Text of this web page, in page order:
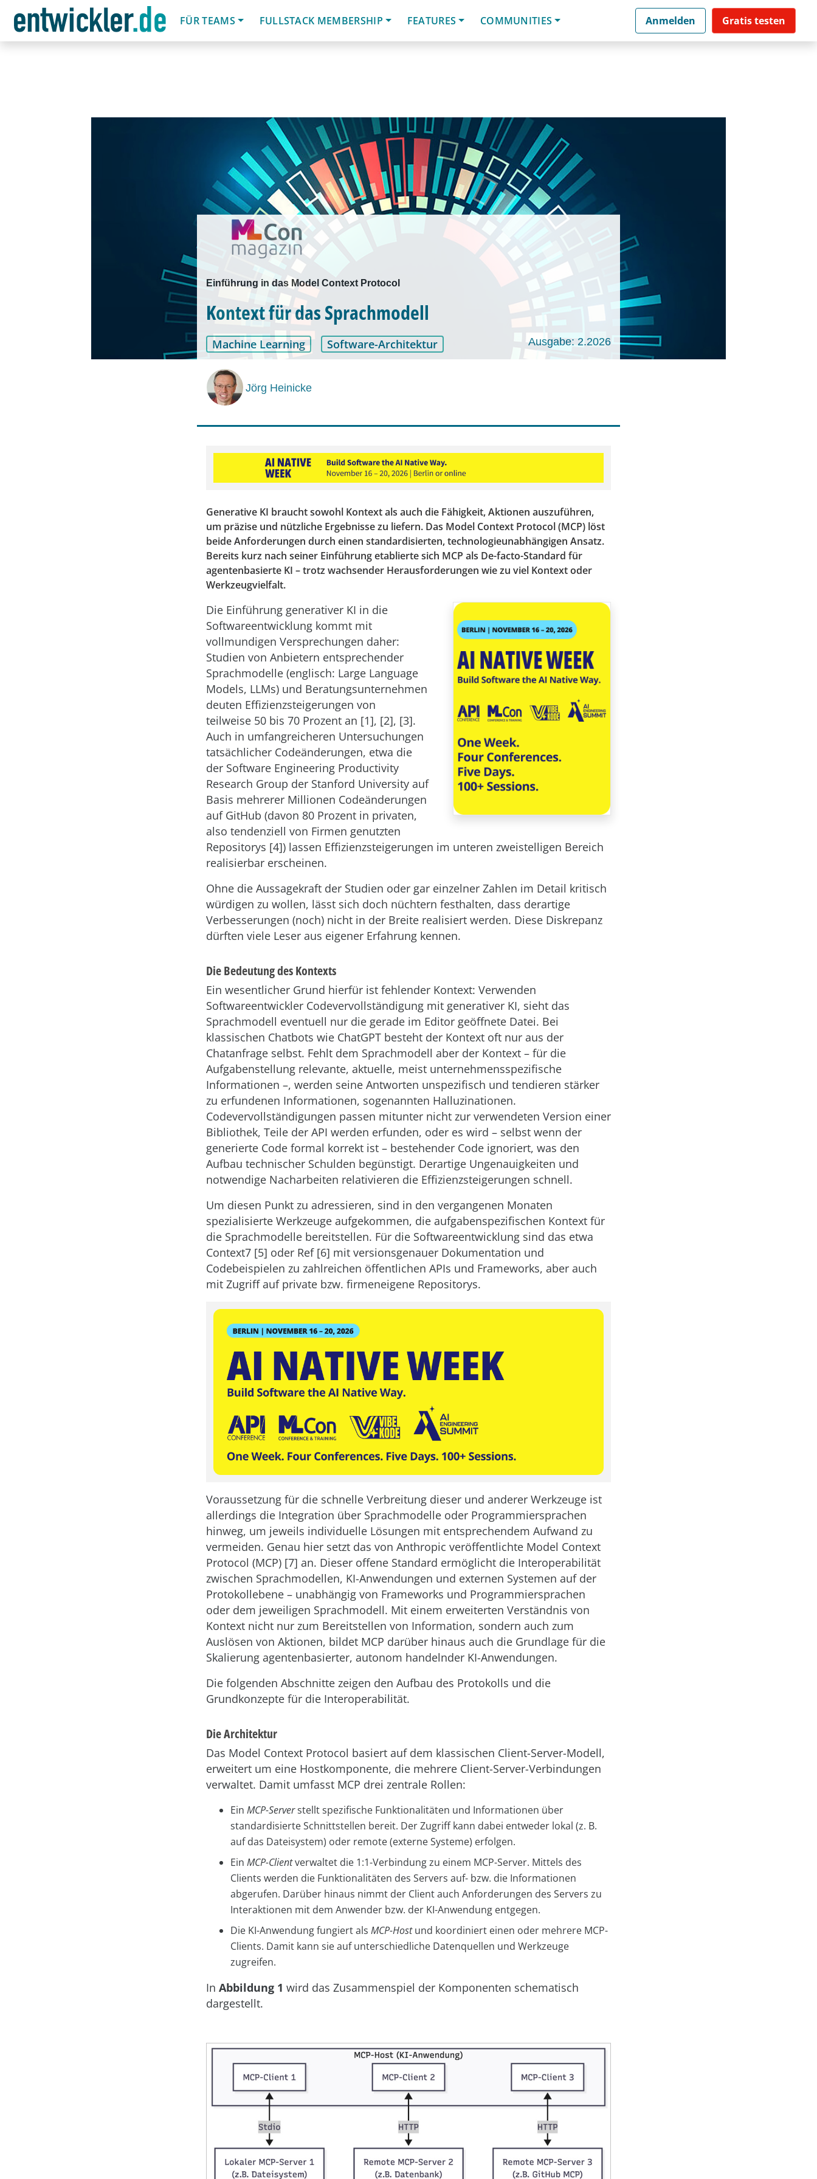
FÜR TEAMS
FULLSTACK MEMBERSHIP FEATURES COMMUNITIES Anmelden Gratis testen
Einführung in das Model Context Protocol
Kontext für das Sprachmodell
Machine Learning Software-Architektur Ausgabe: 2.2026
Jörg Heinicke
Generative KI braucht sowohl Kontext als auch die Fähigkeit, Aktionen auszuführen,
um präzise und nützliche Ergebnisse zu liefern. Das Model Context Protocol (MCP) löst
beide Anforderungen durch einen standardisierten, technologieunabhängigen Ansatz.
Bereits kurz nach seiner Einführung etablierte sich MCP als De-facto-Standard für
agentenbasierte KI – trotz wachsender Herausforderungen wie zu viel Kontext oder
Werkzeugvielfalt.
Die Einführung generativer KI in die
Softwareentwicklung kommt mit
vollmundigen Versprechungen daher:
Studien von Anbietern entsprechender
Sprachmodelle (englisch: Large Language
Models, LLMs) und Beratungsunternehmen
deuten Effizienzsteigerungen von
teilweise 50 bis 70 Prozent an [1], [2], [3].
Auch in umfangreicheren Untersuchungen
tatsächlicher Codeänderungen, etwa die
der Software Engineering Productivity
Research Group der Stanford University auf
Basis mehrerer Millionen Codeänderungen
auf GitHub (davon 80 Prozent in privaten,
also tendenziell von Firmen genutzten
Repositorys [4]) lassen Effizienzsteigerungen im unteren zweistelligen Bereich
realisierbar erscheinen.
Ohne die Aussagekraft der Studien oder gar einzelner Zahlen im Detail kritisch
würdigen zu wollen, lässt sich doch nüchtern festhalten, dass derartige
Verbesserungen (noch) nicht in der Breite realisiert werden. Diese Diskrepanz
dürften viele Leser aus eigener Erfahrung kennen.
Die Bedeutung des Kontexts
Ein wesentlicher Grund hierfür ist fehlender Kontext: Verwenden
Softwareentwickler Codevervollständigung mit generativer KI, sieht das
Sprachmodell eventuell nur die gerade im Editor geöffnete Datei. Bei
klassischen Chatbots wie ChatGPT besteht der Kontext oft nur aus der
Chatanfrage selbst. Fehlt dem Sprachmodell aber der Kontext – für die
Aufgabenstellung relevante, aktuelle, meist unternehmensspezifische
Informationen –, werden seine Antworten unspezifisch und tendieren stärker
zu erfundenen Informationen, sogenannten Halluzinationen.
Codevervollständigungen passen mitunter nicht zur verwendeten Version einer
Bibliothek, Teile der API werden erfunden, oder es wird – selbst wenn der
generierte Code formal korrekt ist – bestehender Code ignoriert, was den
Aufbau technischer Schulden begünstigt. Derartige Ungenauigkeiten und
notwendige Nacharbeiten relativieren die Effizienzsteigerungen schnell.
Um diesen Punkt zu adressieren, sind in den vergangenen Monaten
spezialisierte Werkzeuge aufgekommen, die aufgabenspezifischen Kontext für
die Sprachmodelle bereitstellen. Für die Softwareentwicklung sind das etwa
Context7 [5] oder Ref [6] mit versionsgenauer Dokumentation und
Codebeispielen zu zahlreichen öffentlichen APIs und Frameworks, aber auch
mit Zugriff auf private bzw. firmeneigene Repositorys.
Voraussetzung für die schnelle Verbreitung dieser und anderer Werkzeuge ist
allerdings die Integration über Sprachmodelle oder Programmiersprachen
hinweg, um jeweils individuelle Lösungen mit entsprechendem Aufwand zu
vermeiden. Genau hier setzt das von Anthropic veröffentlichte Model Context
Protocol (MCP) [7] an. Dieser offene Standard ermöglicht die Interoperabilität
zwischen Sprachmodellen, KI-Anwendungen und externen Systemen auf der
Protokollebene – unabhängig von Frameworks und Programmiersprachen
oder dem jeweiligen Sprachmodell. Mit einem erweiterten Verständnis von
Kontext nicht nur zum Bereitstellen von Information, sondern auch zum
Auslösen von Aktionen, bildet MCP darüber hinaus auch die Grundlage für die
Skalierung agentenbasierter, autonom handelnder KI-Anwendungen.
Die folgenden Abschnitte zeigen den Aufbau des Protokolls und die
Grundkonzepte für die Interoperabilität.
Die Architektur
Das Model Context Protocol basiert auf dem klassischen Client-Server-Modell,
erweitert um eine Hostkomponente, die mehrere Client-Server-Verbindungen
verwaltet. Damit umfasst MCP drei zentrale Rollen:
Ein MCP-Serverstellt spezifische Funktionalitäten und Informationen über
standardisierte Schnittstellen bereit. Der Zugriff kann dabei entweder lokal (z. B.
auf das Dateisystem) oder remote (externe Systeme) erfolgen.
Ein MCP-Clientverwaltet die 1:1-Verbindung zu einem MCP-Server. Mittels des
Clients werden die Funktionalitäten des Servers auf- bzw. die Informationen
abgerufen. Darüber hinaus nimmt der Client auch Anforderungen des Servers zu
Interaktionen mit dem Anwender bzw. der KI-Anwendung entgegen.
Die KI-Anwendung fungiert als MCP-Hostund koordiniert einen oder mehrere MCP-
Clients. Damit kann sie auf unterschiedliche Datenquellen und Werkzeuge
zugreifen.
In Abbildung 1 wird das Zusammenspiel der Komponenten schematisch
dargestellt.